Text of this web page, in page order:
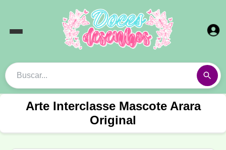
Arte Interclasse Mascote Arara
Original